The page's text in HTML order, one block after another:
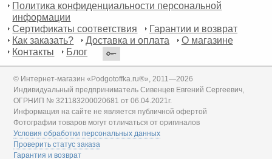
Политика конфиденциальности персональной
информации
Сертификаты соответствия
Гарантии и возврат
Как заказать?
Доставка и оплата
О магазине
Контакты
Блог
© Интернет-магазин «Podgotoffka.ru®», 2011—2026
Индивидуальный предприниматель Сивенцев Евгений Сергеевич,
ОГРНИП № 321183200020681 от 06.04.2021г.
Информация на сайте не является публичной офертой
Фотографии товаров могут отличаться от оригиналов
Условия обработки персональных данных
Проверить статус заказа
Гарантия и возврат